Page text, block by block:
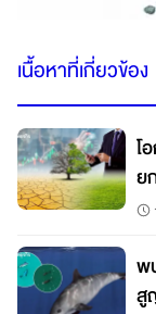
เนื้อหาที่เกี่ยวข้อง
โ
ย
พ
สู